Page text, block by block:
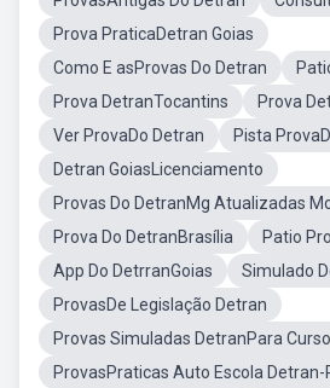
Prova PraticaDetran Goias
Como E asProvas Do Detran
Prova DetranTocantins
Prova
Ver ProvaDo Detran
Pista
Detran GoiasLicenciamento
Provas Do DetranMg Atualizadas
Prova Do DetranBrasília
Patio
App Do DetrranGoias
Simulado
ProvasDe Legislação Detran
Provas Simuladas DetranPara
ProvasPraticas Auto Escola Detran-